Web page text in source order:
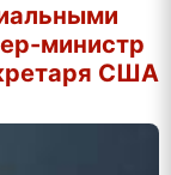
министр
США